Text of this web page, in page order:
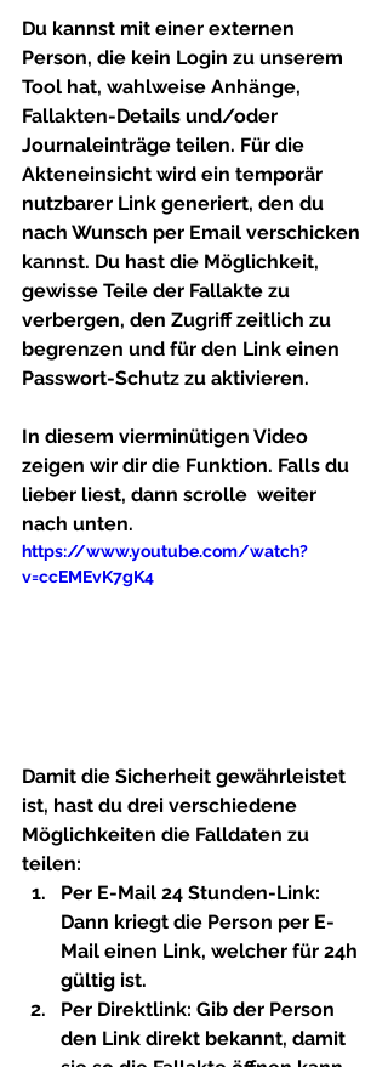
Du kannst mit einer externen
Person, die kein Login zu unserem
Tool hat, wahlweise Anhänge,
Fallakten-Details und/oder
Journaleinträge teilen. Für die
Akteneinsicht wird ein temporär
nutzbarer Link generiert, den du
nach Wunsch per Email verschicken
kannst. Du hast die Möglichkeit,
gewisse Teile der Fallakte zu
verbergen, den Zugriff zeitlich zu
begrenzen und für den Link einen
Passwort-Schutz zu aktivieren.
In diesem vierminütigen Video
zeigen wir dir die Funktion. Falls du
lieber liest, dann scrolle  weiter
nach unten.
https://www.youtube.com/watch?
v=ccEMEvK7gK4
Damit die Sicherheit gewährleistet
ist, hast du drei verschiedene
Möglichkeiten die Falldaten zu
teilen:
Per E-Mail 24 Stunden-Link:
Dann kriegt die Person per E-
Mail einen Link, welcher für 24h
gültig ist.
Per Direktlink: Gib der Person
den Link direkt bekannt, damit